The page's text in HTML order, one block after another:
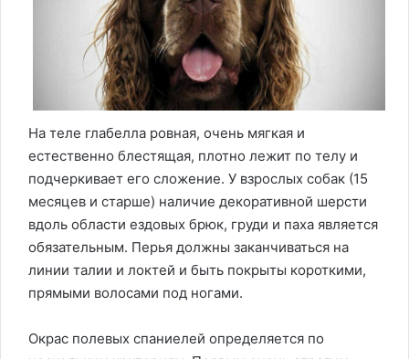
На теле глабелла ровная, очень мягкая и
естественно блестящая, плотно лежит по телу и
подчеркивает его сложение. У взрослых собак (15
месяцев и старше) наличие декоративной шерсти
вдоль области ездовых брюк, груди и паха является
обязательным. Перья должны заканчиваться на
линии талии и локтей и быть покрыты короткими,
прямыми волосами под ногами.
Окрас полевых спаниелей определяется по